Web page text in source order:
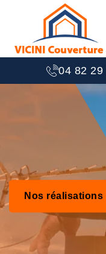
04 82 29
Nos réalisations